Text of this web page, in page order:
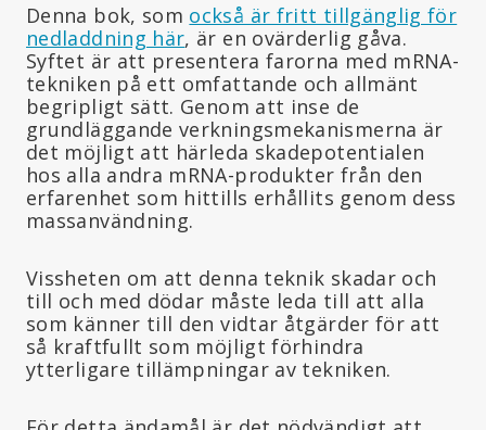
Denna bok, som också är fritt tillgänglig för
nedladdning här, är en ovärderlig gåva.
Syftet är att presentera farorna med mRNA-
tekniken på ett omfattande och allmänt
begripligt sätt. Genom att inse de
grundläggande verkningsmekanismerna är
det möjligt att härleda skadepotentialen
hos alla andra mRNA-produkter från den
erfarenhet som hittills erhållits genom dess
massanvändning.
Vissheten om att denna teknik skadar och
till och med dödar måste leda till att alla
som känner till den vidtar åtgärder för att
så kraftfullt som möjligt förhindra
ytterligare tillämpningar av tekniken.